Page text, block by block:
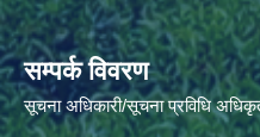
सम्पर्क विवरण
सूचना अधिकारी/सूचना प्रविधि